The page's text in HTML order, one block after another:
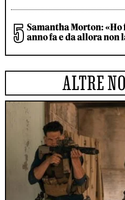
Samantha Morton: «Ho
anno fa e da allora non
ALTRE